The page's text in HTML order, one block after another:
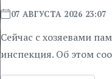
07 АВГУСТА 2026 23:07
Сейчас с хозяевами
инспекция. Об этом